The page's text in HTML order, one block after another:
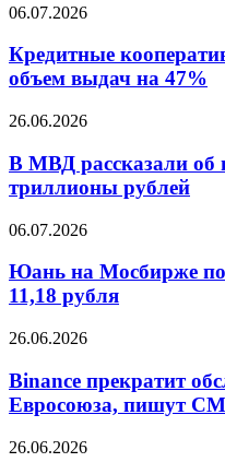
снижение
двух
процентов
Кредитные
в
квартале
объем
на
47%
06.07.2026
Кредитные
объем выдач на 47%
В
рассказали
об
исках
полиции
триллионы
рублей
26.06.2026
В МВД рассказали об
триллионы рублей
Юань
Мосбирже
по
итогам
упал
11,18
рубля
06.07.2026
Юань на Мосбирже по
11,18 рубля
Binance
обслуживать
клиентов
из
пишут
26.06.2026
Binance прекратит
Евросоюза, пишут
Внебиржевой
26.06.2026